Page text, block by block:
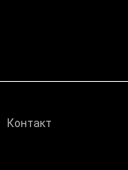
Контакт